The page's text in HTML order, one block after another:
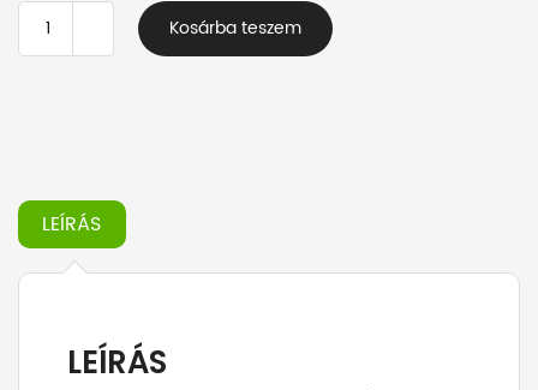
LUCART
Toalettpapír
Kosárba teszem
LEÍRÁS
LEÍRÁS